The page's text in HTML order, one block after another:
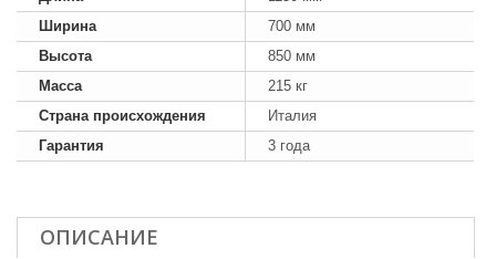
Ширина
700 мм
Высота
850 мм
Масса
215 кг
Страна происхождения
Италия
Гарантия
3 года
ОПИСАНИЕ